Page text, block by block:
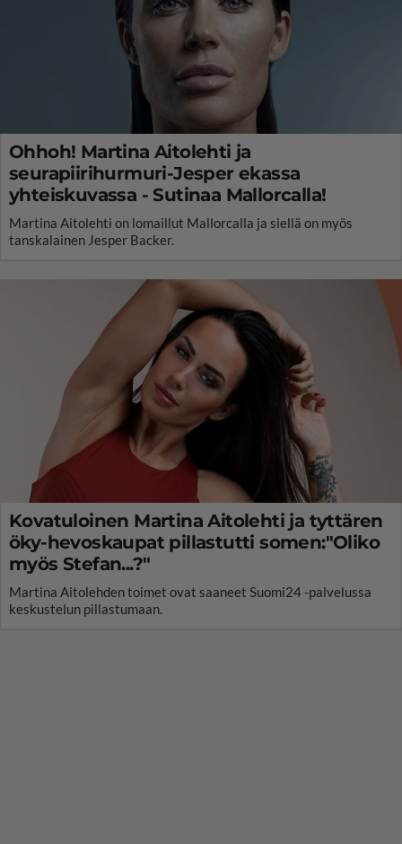
Ohhoh! Martina Aitolehti ja
seurapiirihurmuri-Jesper ekassa
yhteiskuvassa - Sutinaa Mallorcalla!
Martina Aitolehti on lomaillut Mallorcalla ja siellä on myös
tanskalainen Jesper Backer.
Kovatuloinen Martina Aitolehti ja tyttären
öky-hevoskaupat pillastutti somen:"Oliko
myös Stefan...?"
Martina Aitolehden toimet ovat saaneet Suomi24 -palvelussa
keskustelun pillastumaan.